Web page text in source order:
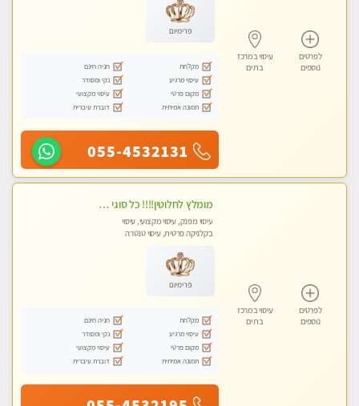
לפרטים
נוספים
עיסוי במרכז
בת ים
פרימיום
מקלחת
חניה חינם
עיסוי מרגיע
נקי ומסודר
מקום פרטי
עיסוי מקצועי
תמונה אמיתית
דוברת עיברית
055-4532131
לפרטים
נוספים
עיסוי במרכז
בת ים
מומלץ לחלוטין!!!! כל סוגי העיסויים מעסה מקצועית ואיכותית פרטי!!!
עיסוי מפנק, עיסוי מקצועי, עיסוי
בקלניקה פרטית, עיסוי טנטרה
פרימיום
מקלחת
חניה חינם
עיסוי מרגיע
נקי ומסודר
מקום פרטי
עיסוי מקצועי
תמונה אמיתית
דוברת עיברית